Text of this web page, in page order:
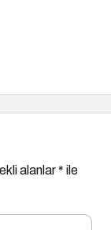
alanlar* ile